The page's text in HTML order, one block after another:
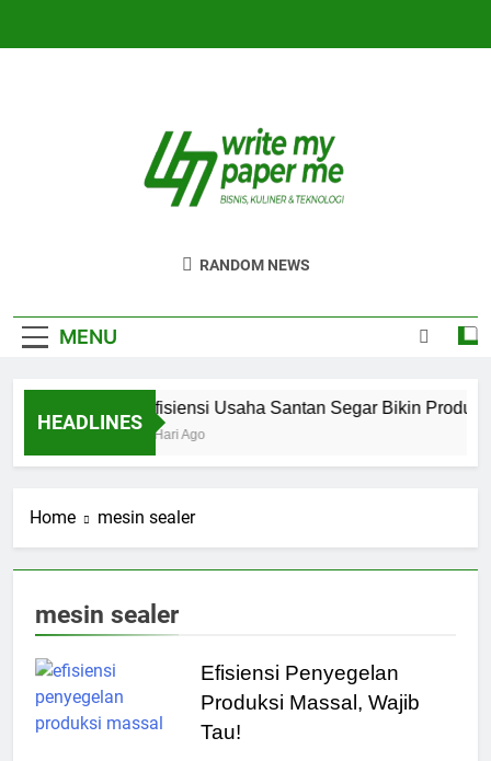
Bisnis, Kuliner, Teknologi
RANDOM NEWS
MENU
HEADLINES
Efisiensi Usaha Santan Segar Bikin Produksi
3 Hari Ago
Home mesin sealer
mesin sealer
Efisiensi Penyegelan
Produksi Massal, Wajib
Tau!